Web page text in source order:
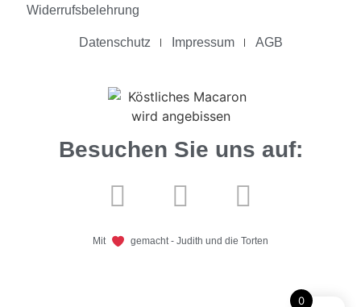
Widerrufsbelehrung
Datenschutz Impressum AGB
Besuchen Sie uns auf:
Mit gemacht - Judith und die Torten
0